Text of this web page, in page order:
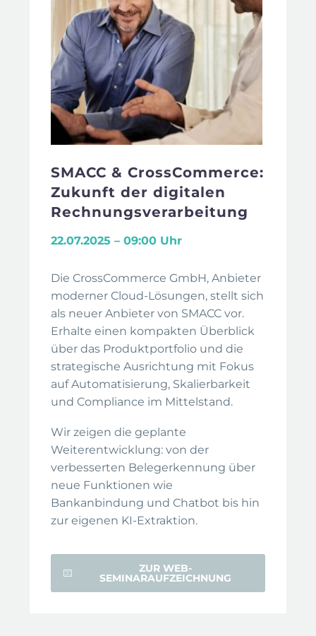
SMACC & CrossCommerce:
Zukunft der digitalen
Rechnungsverarbeitung
22.07.2025 – 09:00 Uhr
Die CrossCommerce GmbH, Anbieter
moderner Cloud-Lösungen, stellt sich
als neuer Anbieter von SMACC vor.
Erhalte einen kompakten Überblick
über das Produktportfolio und die
strategische Ausrichtung mit Fokus
auf Automatisierung, Skalierbarkeit
und Compliance im Mittelstand.
Wir zeigen die geplante
Weiterentwicklung: von der
verbesserten Belegerkennung über
neue Funktionen wie
Bankanbindung und Chatbot bis hin
zur eigenen KI-Extraktion.
ZUR WEB-
SEMINARAUFZEICHNUNG